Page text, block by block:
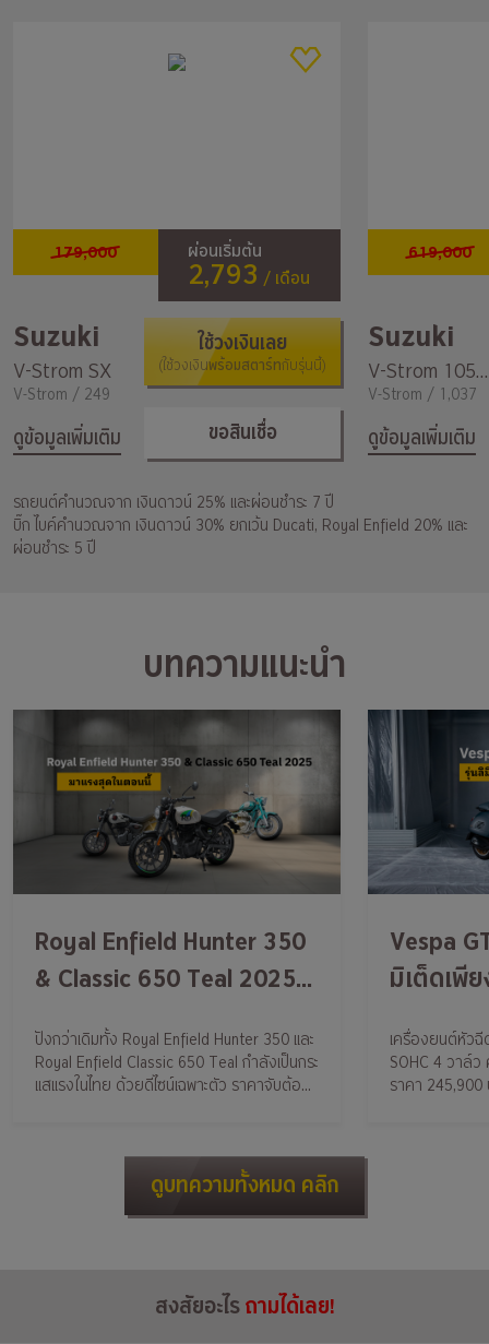
179,000 ผ่อนเริ่มต้น
2,793 / เดือน
Suzuki
V-Strom SX
V-Strom / 249
ดูข้อมูลเพิ่มเติม
ใช้วงเงินเลย
(ใช้วงเงินพร้อมสตาร์ทกับรุ่นนี้)
ขอสินเชื่อ
619,000
Suzuki
V-Strom 1050 DE
V-Strom / 1,037
ดูข้อมูลเพิ่มเติม
รถยนต์คำนวณจาก เงินดาวน์ 25% และผ่อนชำระ 7 ปี
บิ๊ก ไบค์คำนวณจาก เงินดาวน์ 30% ยกเว้น Ducati, Royal Enfield 20% และ
ผ่อนชำระ 5 ปี
บทความแนะนำ
Royal Enfield Hunter 350
& Classic 650 Teal 2025
ปังกว่าเดิมทั้ง Royal Enfield Hunter 350 และ
Royal Enfield Classic 650 Teal กำลังเป็นกระ
แสแรงในไทย ด้วยดีไซน์เฉพาะตัว ราคาจับต้อง
Vespa
มิเต็ดเพี
เครื่องยนต์หัว
SOHC 4 วาล์
ราคา 245,900
ดูบทความทั้งหมด คลิก
สงสัยอะไรถามได้เลย!